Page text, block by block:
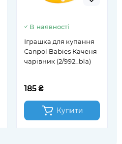
В наявності
Іграшка для купання
Canpol Babies Каченя
чарівник (2/992_bla)
185 ₴
Купити